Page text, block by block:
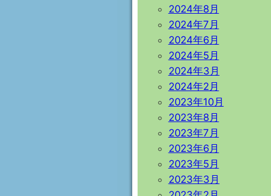
2024年8月
2024年7月
2024年6月
2024年5月
2024年3月
2024年2月
2023年10月
2023年8月
2023年7月
2023年6月
2023年5月
2023年3月